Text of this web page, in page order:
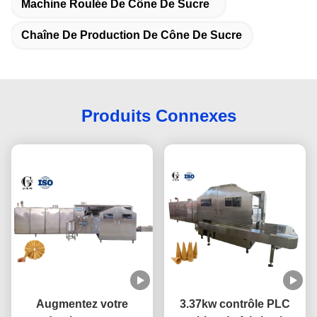
Machine Roulée De Cône De Sucre
Chaîne De Production De Cône De Sucre
Produits Connexes
Augmentez votre
3.37kw contrôle PLC